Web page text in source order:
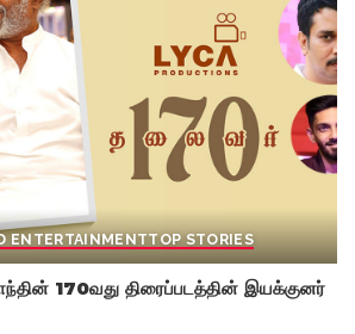
ENTERTAINMENTTOP STORIES
170வது திரைப்படத்தின் இயக்குனர்